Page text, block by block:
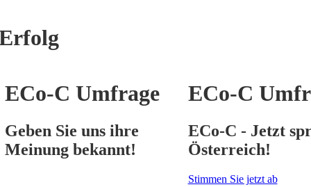
ECo-C Umfrage
Geben Sie uns ihre
Meinung bekannt!
ECo-C
ECo-C - Jetzt
Österreich!
Stimmen Sie jetzt ab